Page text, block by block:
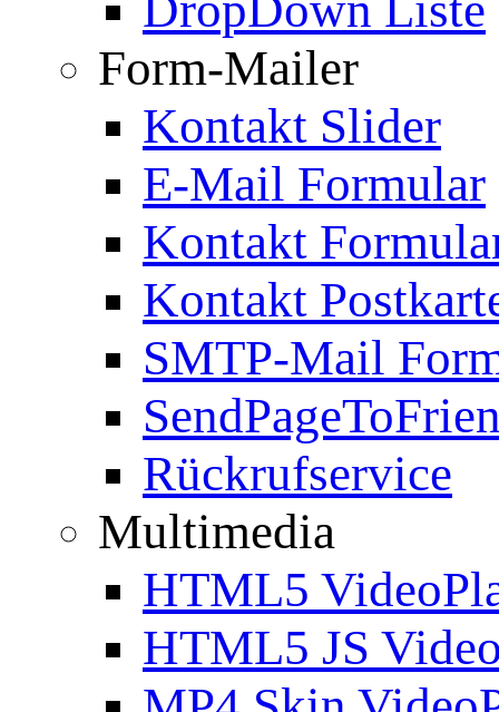
Form-Mailer
Kontakt Slider
E-Mail Formular
Kontakt
Kontakt
SMTP-Mail
Rückrufservice
Multimedia
HTML5
HTML5 JS